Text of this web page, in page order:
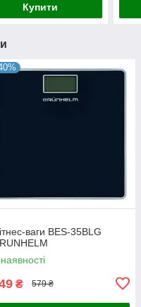
Купити
ваги BES-35BLG
₴ 579 ₴